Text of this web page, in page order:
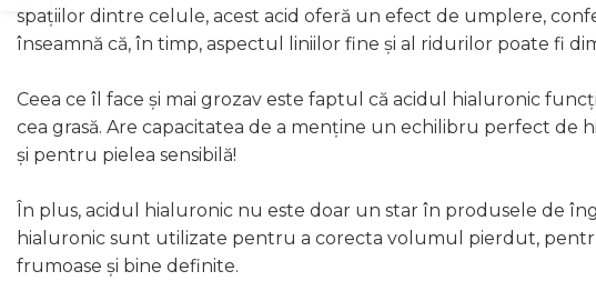
spațiilor dintre celule, acest acid oferă un efect de umplere,
înseamnă că, în timp, aspectul liniilor fine și al ridurilor poate fi
Ceea ce îl face și mai grozav este faptul că acidul hialuronic
cea grasă. Are capacitatea de a menține un echilibru perfect de
și pentru pielea sensibilă!
În plus, acidul hialuronic nu este doar un star în produsele de
hialuronic sunt utilizate pentru a corecta volumul pierdut,
frumoase și bine definite.